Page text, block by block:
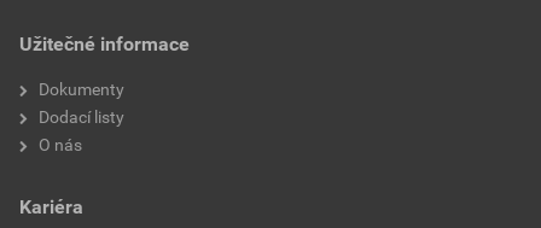
Užitečné informace
Dokumenty
Dodací listy
O nás
Kariéra